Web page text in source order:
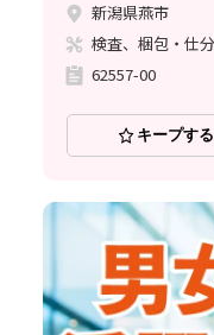
新潟県燕市
62557-00
キープする